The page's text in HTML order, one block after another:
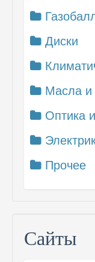
Диски
Масла и
Оптика
Прочее
Сайты